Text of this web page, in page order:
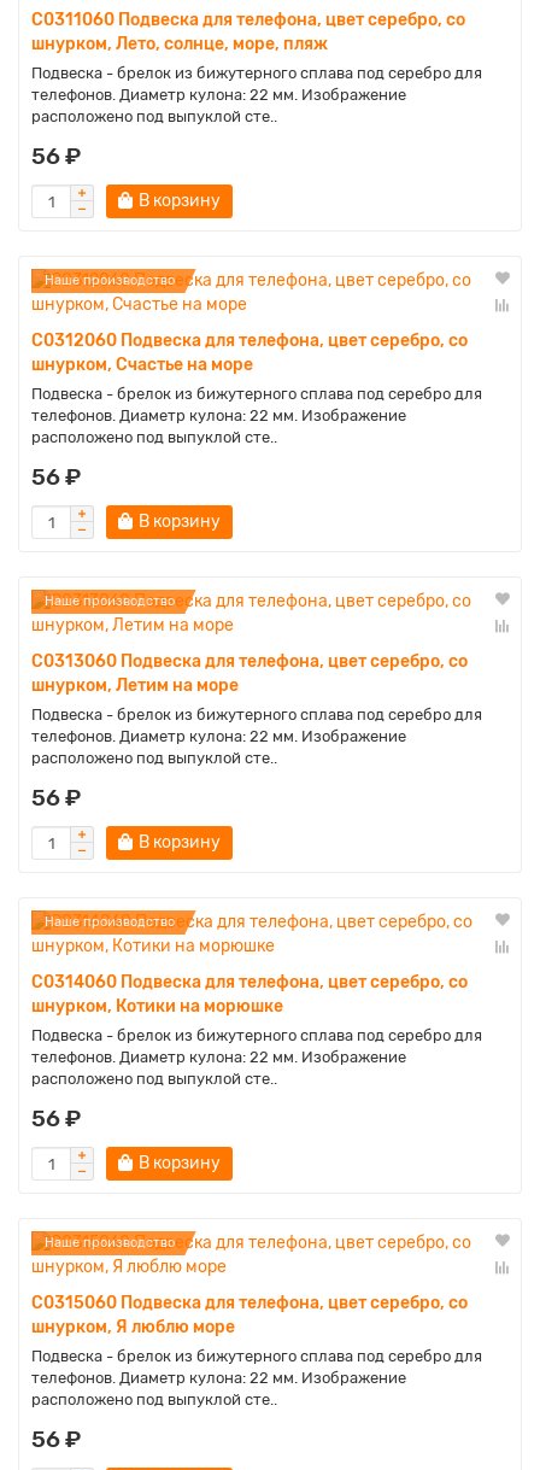
C0311060 Подвеска для телефона, цвет серебро, со
шнурком, Лето, солнце, море, пляж
Подвеска - брелок из бижутерного сплава под серебро для
телефонов. Диаметр кулона: 22 мм. Изображение
расположено под выпуклой сте..
56 ₽
В корзину
Наше производство
C0312060 Подвеска для телефона, цвет серебро, со
шнурком, Счастье на море
Подвеска - брелок из бижутерного сплава под серебро для
телефонов. Диаметр кулона: 22 мм. Изображение
расположено под выпуклой сте..
56 ₽
В корзину
Наше производство
C0313060 Подвеска для телефона, цвет серебро, со
шнурком, Летим на море
Подвеска - брелок из бижутерного сплава под серебро для
телефонов. Диаметр кулона: 22 мм. Изображение
расположено под выпуклой сте..
56 ₽
В корзину
Наше производство
C0314060 Подвеска для телефона, цвет серебро, со
шнурком, Котики на морюшке
Подвеска - брелок из бижутерного сплава под серебро для
телефонов. Диаметр кулона: 22 мм. Изображение
расположено под выпуклой сте..
56 ₽
В корзину
Наше производство
C0315060 Подвеска для телефона, цвет серебро, со
шнурком, Я люблю море
Подвеска - брелок из бижутерного сплава под серебро для
телефонов. Диаметр кулона: 22 мм. Изображение
расположено под выпуклой сте..
56 ₽